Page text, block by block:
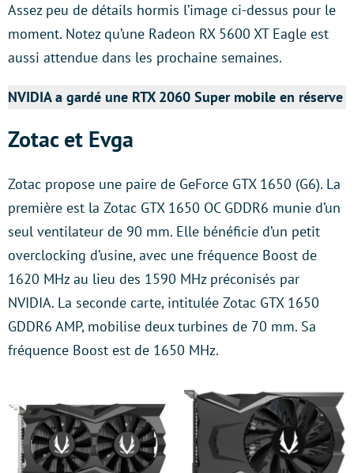
Assez peu de détails hormis l’image ci-dessus pour le
moment. Notez qu’une Radeon RX 5600 XT Eagle est
aussi attendue dans les prochaine semaines.
NVIDIA a gardé une RTX 2060 Super mobile en réserve
Zotac et Evga
Zotac propose une paire de GeForce GTX 1650 (G6). La
première est la Zotac GTX 1650 OC GDDR6 munie d’un
seul ventilateur de 90 mm. Elle bénéficie d’un petit
overclocking d’usine, avec une fréquence Boost de
1620 MHz au lieu des 1590 MHz préconisés par
NVIDIA. La seconde carte, intitulée Zotac GTX 1650
GDDR6 AMP, mobilise deux turbines de 70 mm. Sa
fréquence Boost est de 1650 MHz.